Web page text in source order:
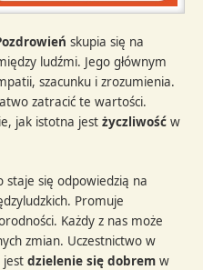
skupia się na
ludźmi. Jego głównym
szacunku i zrozumienia.
zatracić te wartości.
jak istotna jestżyczliwość w
staje się odpowiedzią na
Promuje
Każdy z nas może
zmian. Uczestnictwo w
jestdzielenie się dobrem w